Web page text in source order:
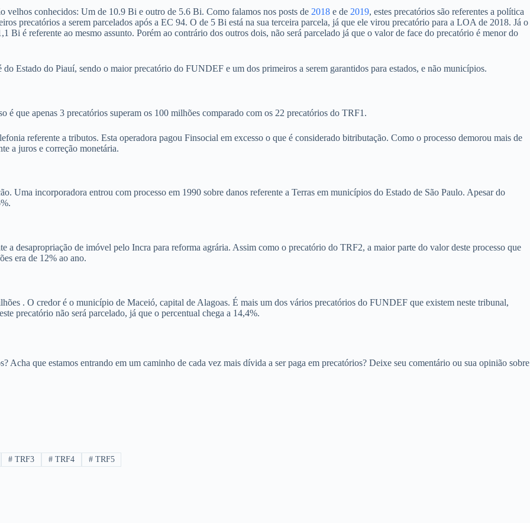
velhos conhecidos: Um de 10.9 Bi e outro de 5.6 Bi. Como falamos nos posts de 2018 e de 2019, estes precatórios são referentes a política
precatórios a serem parcelados após a EC 94. O de 5 Bi está na sua terceira parcela, já que ele virou precatório para a LOA de 2018. Já o
é referente ao mesmo assunto. Porém ao contrário dos outros dois, não será parcelado já que o valor de face do precatório é menor do
do Estado do Piauí, sendo o maior precatório do FUNDEF e um dos primeiros a serem garantidos para estados, e não municípios.
que apenas 3 precatórios superam os 100 milhões comparado com os 22 precatórios do TRF1.
referente a tributos. Esta operadora pagou Finsocial em excesso o que é considerado bitributação. Como o processo demorou mais de
a juros e correção monetária.
Uma incorporadora entrou com processo em 1990 sobre danos referente a Terras em municípios do Estado de São Paulo. Apesar do
desapropriação de imóvel pelo Incra para reforma agrária. Assim como o precatório do TRF2, a maior parte do valor deste processo que
era de 12% ao ano.
. O credor é o município de Maceió, capital de Alagoas. É mais um dos vários precatórios do FUNDEF que existem neste tribunal,
precatório não será parcelado, já que o percentual chega a 14,4%.
Acha que estamos entrando em um caminho de cada vez mais dívida a ser paga em precatórios? Deixe seu comentário ou sua opinião sobre
# TRF3 #TRF4 #TRF5